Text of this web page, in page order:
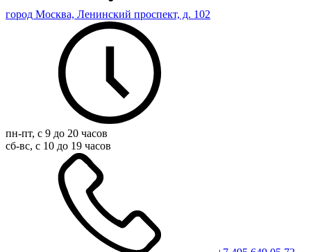
город Москва, Ленинский проспект, д. 102
пн-пт, с 9 до 20 часов
сб-вс, с 10 до 19 часов